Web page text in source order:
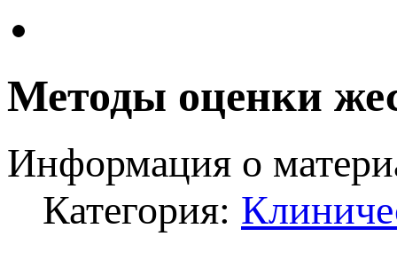
Методы оценки
Информация о
Категория: